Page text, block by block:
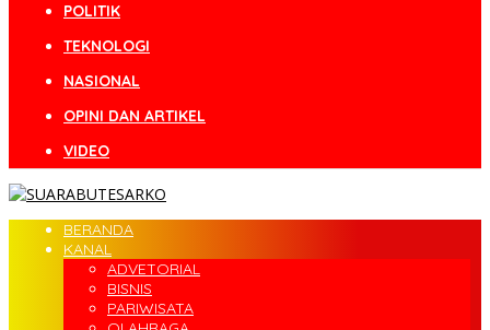
POLITIK
TEKNOLOGI
NASIONAL
OPINI DAN ARTIKEL
VIDEO
BERANDA
KANAL
ADVETORIAL
BISNIS
PARIWISATA